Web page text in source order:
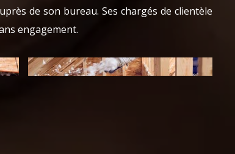
de son bureau. Ses chargés de clientèle
engagement.